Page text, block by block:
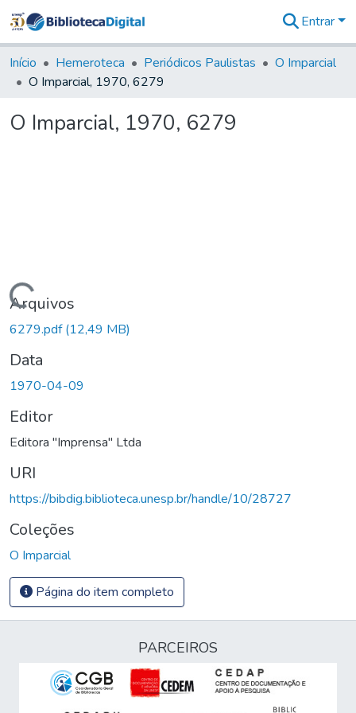
&
Coleções
Tudo na
Digital
Entrar
Início Hemeroteca Periódicos Paulistas
O Imparcial
O Imparcial, 1970, 6279
O Imparcial, 1970, 6279
Carregando...
Arquivos
6279.pdf(12,49 MB)
Data
1970-04-09
Editor
Editora "Imprensa" Ltda
URI
https://bibdig.biblioteca.unesp.br/handle/10/28727
Coleções
O Imparcial
Página do item completo
PARCEIROS